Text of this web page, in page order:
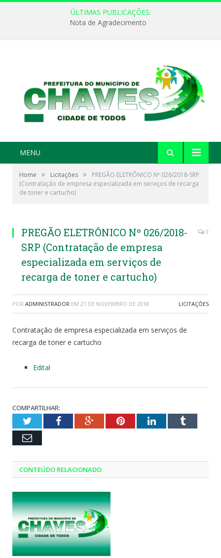
ÚLTIMAS PUBLICAÇÕES:
Nota de Agradecimento
MENU
Home » Licitações »
PREGÃO ELETRÔNICO Nº 026/2018-SRP
(Contratação de empresa especializada em serviços de recarga
de toner e cartucho)
PREGÃO ELETRÔNICO Nº 026/2018-
SRP (Contratação de empresa
especializada em serviços de
recarga de toner e cartucho)
0
POR ADMINISTRADOR EM 21 DE NOVEMBRO DE 2018 LICITAÇÕES
Contratação de empresa especializada em serviços de
recarga de toner e cartucho
Edital
COMPARTILHAR:
TwitterFacebookGoogle+PinterestLinkedInTumblr
Email
CONTEÚDO RELACIONADO